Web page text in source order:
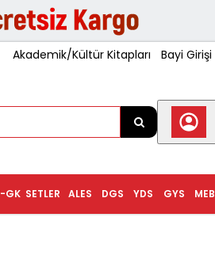
Akademik/Kültür Kitapları Bayi Girişi
MEB
GYS
YDS
DGS
ALES
SETLER
GK